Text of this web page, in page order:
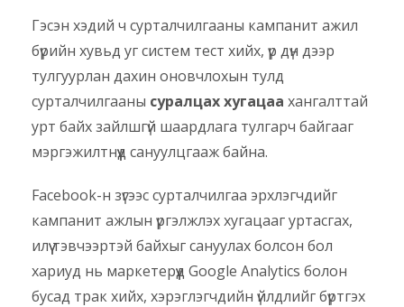
Гэсэн хэдий ч сурталчилгааны кампанит ажил
бүрийн хувьд уг систем тест хийх, үр дүн дээр
тулгуурлан дахин оновчлохын тулд
сурталчилгааны суралцах хугацаа хангалттай
урт байх зайлшгүй шаардлага тулгарч байгааг
мэргэжилтнүүд сануулцгааж байна.
Facebook-н зүгээс сурталчилгаа эрхлэгчдийг
кампанит ажлын үргэлжлэх хугацааг уртасгах,
илүү тэвчээртэй байхыг сануулах болсон бол
хариуд нь маркетерүүд Google Analytics болон
бусад трак хийх, хэрэглэгчдийн үйлдлийг бүртгэх